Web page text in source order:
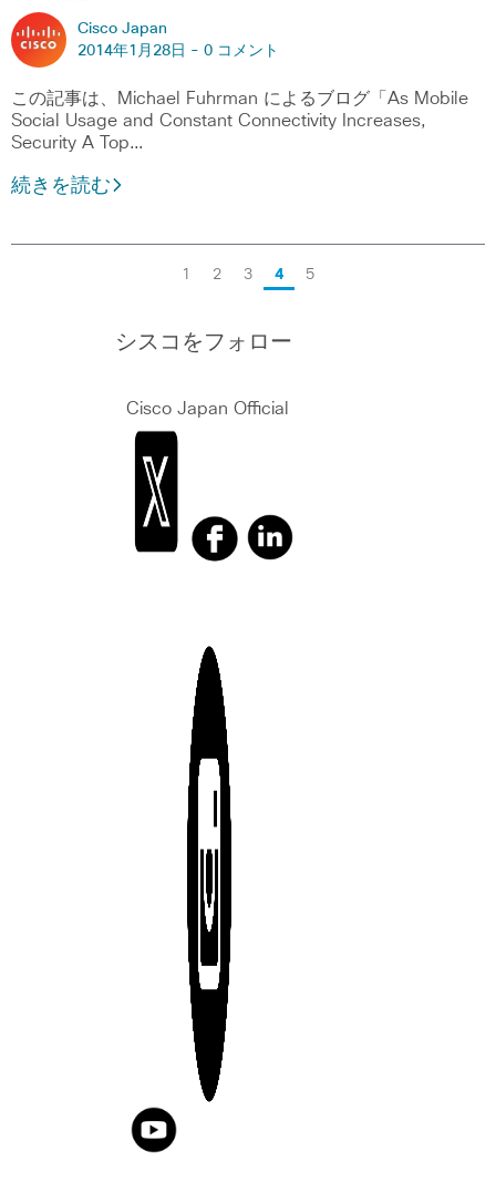
Cisco Japan
2014年1月28日 - 0 コメント
この記事は、Michael Fuhrman によるブログ「As Mobile
Social Usage and Constant Connectivity Increases,
Security A Top…
続きを読む
1 2 3 4 5
シスコをフォロー
Cisco Japan Official